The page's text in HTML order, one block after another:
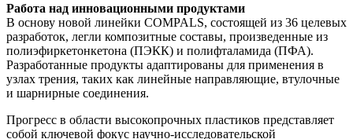
Работа над инновационными продуктами
В основу новой линейки COMPALS, состоящей из 36 целевых
разработок, легли композитные составы, произведенные из
полиэфиркетонкетона (ПЭКК) и полифталамида (ПФА).
Разработанные продукты адаптированы для применения в
узлах трения, таких как линейные направляющие, втулочные
и шарнирные соединения.
Прогресс в области высокопрочных пластиков представляет
собой ключевой фокус научно-исследовательской